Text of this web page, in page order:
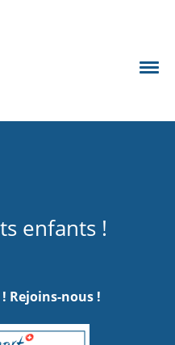
enfants !
Rejoins-nous !